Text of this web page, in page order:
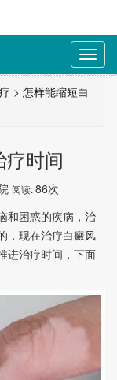
> 怎样能缩短白
疗时间
阅读:86次
和困惑的疾病，治
，现在治疗白癜风
进治疗时间，下面